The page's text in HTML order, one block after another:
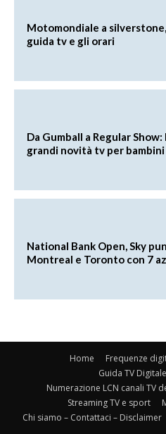
Motomondiale a
guida tv e gli orari
Da Gumball a Regular Show:
grandi novità tv per bambini
National Bank Open, Sky
Montreal e Toronto con 7
Home
Frequenze
Guida TV
Numerazione LCN canali TV
Streaming TV e sport
Chi siamo – Contattaci – Disclaimer